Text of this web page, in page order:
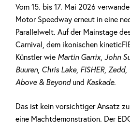
Vom 15. bis 17. Mai 2026
Motor Speedway erneut in eine
Parallelwelt. Auf der Mainstage
Carnival, dem ikonischen
Künstler wie Martin Garrix, John
Buuren, Chris Lake, FISHER, Zedd,
Above & Beyondund Kaskade.
Das ist kein vorsichtiger Ansatz
eine Machtdemonstration. Der